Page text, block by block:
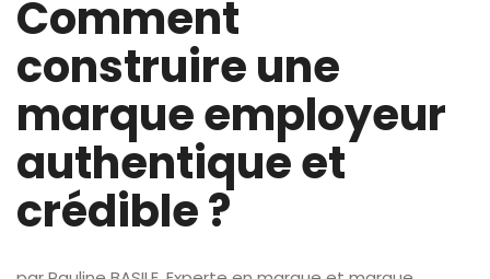
Comment
construire une
marque employeur
authentique et
crédible ?